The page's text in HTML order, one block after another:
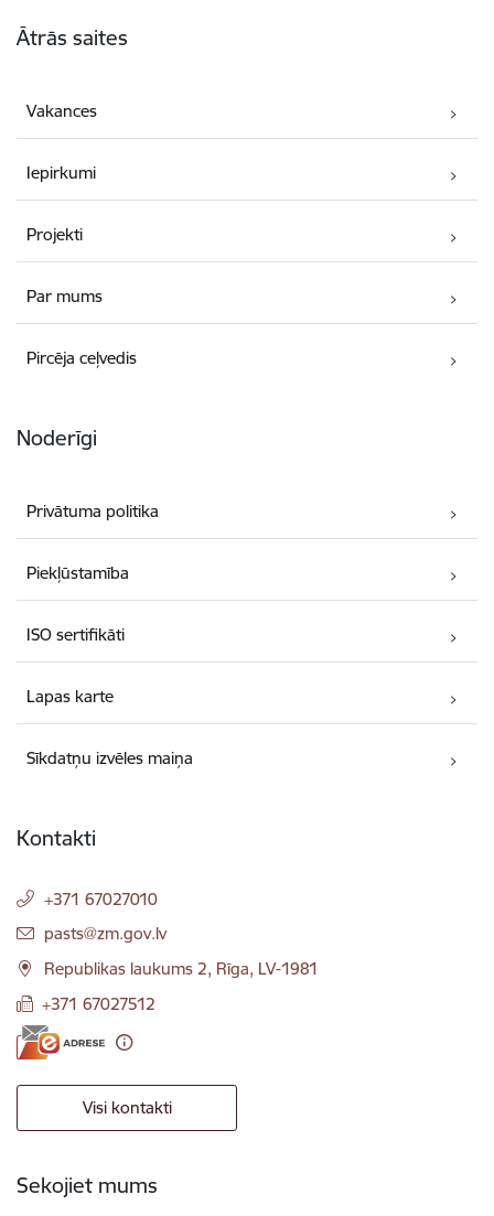
Ātrās saites
Vakances
Iepirkumi
Projekti
Par mums
Pircēja ceļvedis
Noderīgi
Privātuma politika
Piekļūstamība
ISO sertifikāti
Lapas karte
Sīkdatņu izvēles maiņa
Kontakti
+371 67027010
E-pasts:
pasts@zm.gov.lv
Republikas laukums 2, Rīga, LV-1981
+371 67027512
Visi kontakti
Sekojiet mums